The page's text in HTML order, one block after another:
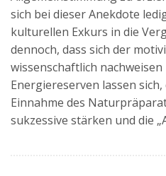
sich bei dieser Anekdote
kulturellen Exkurs in die
dennoch, dass sich der
wissenschaftlich nachweisen
Energiereserven lassen
Einnahme des
sukzessive stärken und die